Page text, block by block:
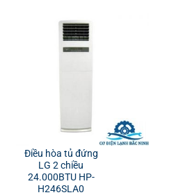
Điều hòa tủ đứng
LG 2 chiều
24.000BTU HP-
H246SLA0